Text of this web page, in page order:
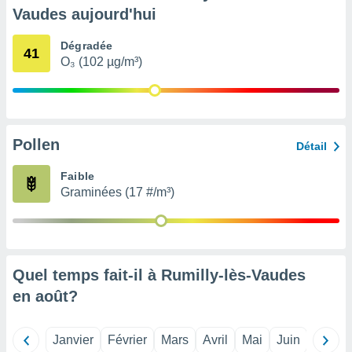
ou
de la
non
des
le
en
Vaudes aujourd'hui
41 Dégradée
O₃ (102 µg/m³)
Pollen Détail
Faible
Graminées (17 #/m³)
Quel temps fait-il à Rumilly-lès-Vaudes
en août?
Janvier Février Mars Avril Mai Juin Juillet